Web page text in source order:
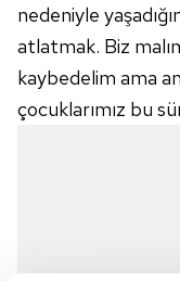
nedeniyle
atlatmak. Biz
kaybedelim ama
çocuklarımız bu